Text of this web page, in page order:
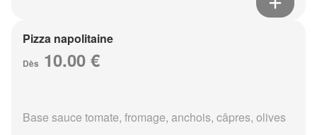
Pizza napolitaine
Dès 10.00 €
Base sauce tomate, fromage, anchois, câpres, olives